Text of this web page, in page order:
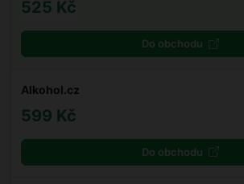
525 Kč
Do obchodu
Alkohol.cz
599 Kč
Do obchodu